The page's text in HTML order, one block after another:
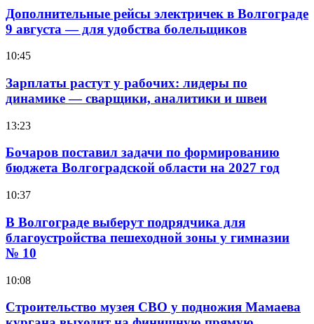
Дополнительные рейсы электричек в Волгограде
9 августа — для удобства болельщиков
10:45
Зарплаты растут у рабочих: лидеры по
динамике — сварщики, аналитики и швеи
13:23
Бочаров поставил задачи по формированию
бюджета Волгоградской области на 2027 год
10:37
В Волгограде выберут подрядчика для
благоустройства пешеходной зоны у гимназии
№ 10
10:08
Строительство музея СВО у подножия Мамаева